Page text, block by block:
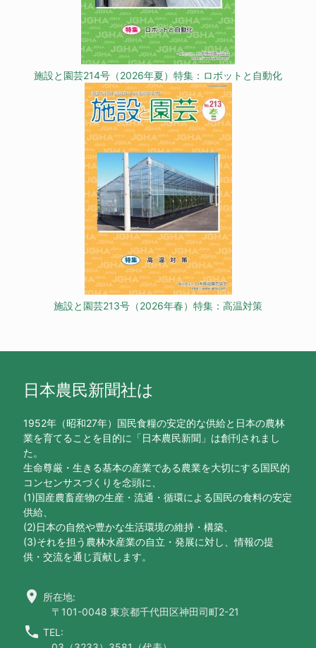
施設と園芸214号（2026年夏）特集：ロボットと自動化
施設と園芸213号（2026年春）特集：高温対策
日本農民新聞社は
1952年（昭和27年）国民食糧の安定的な供給と日本の農林
業を育てることを目的に「日本農民新聞」は創刊されまし
た。
生命尊厳・生きる基本の産業である農業を大切にする国民的
コンセンサスづくりを念頭に、
(1)国産農畜産物の生産・流通・循環による国民の食料の安定
供給、
(2)日本の自然や豊かな生活環境の維持・構築、
(3)それを担う農林水産業の自立・発展に対し、情報の提
供・交流を通じ貢献します。
location_on 所在地:
〒101-0048 東京都千代田区神田司町2-21
call TEL: